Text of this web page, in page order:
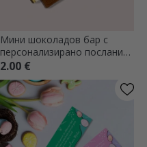
Мини шоколадов бар с
персонализирано послание
- От Великденския заек
2.00 €